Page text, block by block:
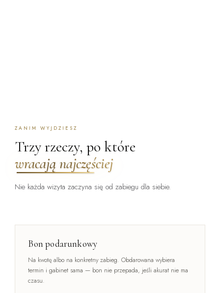
ZANIM WYJDZIESZ
Trzy rzeczy, po które
wracają najczęściej
Nie każda wizyta zaczyna się od zabiegu dla siebie.
Bon podarunkowy
Na kwotę albo na konkretny zabieg. Obdarowana wybiera
termin i gabinet sama — bon nie przepada, jeśli akurat nie ma
czasu.